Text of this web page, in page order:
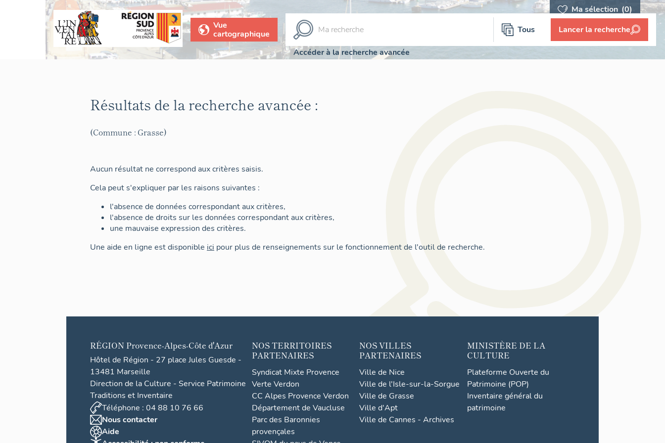
Ma sélection (0)
Vue
cartographique
Tous Lancer la recherche
Accéder à la recherche avancée
Résultats de la recherche avancée :
(Commune : Grasse)
Aucun résultat ne correspond aux critères saisis.
Cela peut s'expliquer par les raisons suivantes :
l'absence de données correspondant aux critères,
l'absence de droits sur les données correspondant aux critères,
une mauvaise expression des critères.
Une aide en ligne est disponible ici pour plus de renseignements sur le fonctionnement de l'outil de recherche.
RÉGION Provence-Alpes-Côte d'Azur
Hôtel de Région - 27 place Jules Guesde -
13481 Marseille
Direction de la Culture - Service Patrimoine
Traditions et Inventaire
Téléphone : 04 88 10 76 66
Nous contacter
Aide
NOS TERRITOIRES
PARTENAIRES
Syndicat Mixte Provence
Verte Verdon
CC Alpes Provence Verdon
Département de Vaucluse
Parc des Baronnies
provençales
NOS VILLES
PARTENAIRES
Ville de Nice
Ville de l'Isle-sur-la-Sorgue
Ville de Grasse
Ville d'Apt
Ville de Cannes - Archives
MINISTÈRE DE LA
CULTURE
Plateforme Ouverte du
Patrimoine (POP)
Inventaire général du
patrimoine